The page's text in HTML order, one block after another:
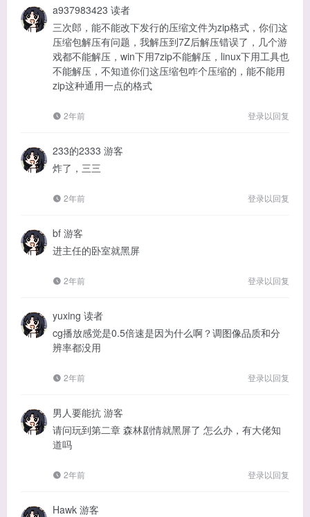
a937983423 读者
三次郎，能不能改下发行的压缩文件为zip格式，你们这
压缩包解压有问题，我解压到7Z后解压错误了，几个游
戏都不能解压，win下用7zip不能解压，linux下用工具也
不能解压，不知道你们这压缩包咋个压缩的，能不能用
zip这种通用一点的格式
2年前 登录以回复
233的2333 游客
炸了，三三
2年前 登录以回复
bf 游客
进主任的卧室就黑屏
2年前 登录以回复
yuxing 读者
cg播放感觉是0.5倍速是因为什么啊？调图像品质和分
辨率都没用
2年前 登录以回复
男人要能抗 游客
请问玩到第二章 森林剧情就黑屏了 怎么办，有大佬知
道吗
2年前 登录以回复
Hawk 游客